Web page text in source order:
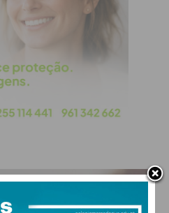
para os clientes
um software de
nos prazos de
de gestão de
evitar trânsito,
de entregas, seja
empresa, esta
FERREIRA